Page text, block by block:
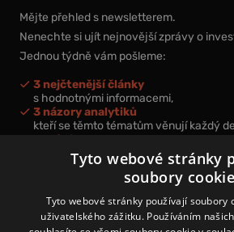
Mějte přehled s newsletterem.
Nenechte si ujít nejnovější zprávy o
Jednou týdně vám pošleme:
3 nejčtenější články
s hodnotnými informacemi,
3 názory analytiků
kteří se těmto tématům věnují každý
nová videa a podcasty
k prohloubení vašich znalostí.
Tyto webové stránky
soubory
Tyto webové stránky používají soubory
uživatelského zážitku. Používáním